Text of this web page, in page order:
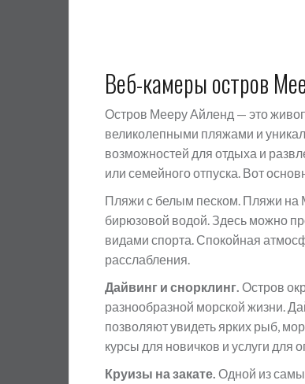
Веб-камеры остров
Остров Мееру Айленд — это
великолепными пляжами и
возможностей для отдыха и
или семейного отпуска. Вот
Пляжи с белым песком. Пляжи на
бирюзовой водой. Здесь можно
видами спорта. Спокойная
расслабления.
Дайвинг и снорклинг. Остров
разнообразной морской жизни.
позволяют увидеть ярких рыб,
курсы для новичков и услуги для
Круизы на закате. Одной из